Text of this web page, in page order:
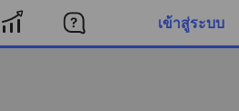
เข้าสู่ระบบ